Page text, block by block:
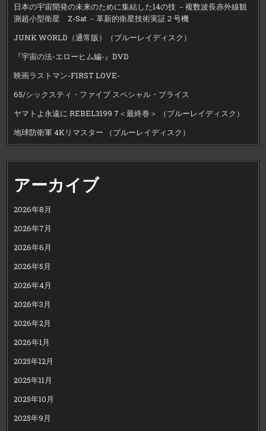
日本の宇宙開発の未来のために集結した14の技 －複数波長赤外線観
測超小型衛星 Z-Sat －革新的衛星技術実証２号機
JUNK WORLD（通常版）（ブルーレイディスク）
『宇宙の法-エローヒム編-』DVD
映画ラストマン-FIRST LOVE-
65/シックスティ・ファイブ スペシャル・プライス
ヤマトよ永遠に REBEL3199 7＜最終巻＞ （ブルーレイディスク）
地球防衛軍 4Kリマスター （ブルーレイディスク）
アーカイブ
2026年8月
2026年7月
2026年6月
2026年5月
2026年4月
2026年3月
2026年2月
2026年1月
2025年12月
2025年11月
2025年10月
2025年9月